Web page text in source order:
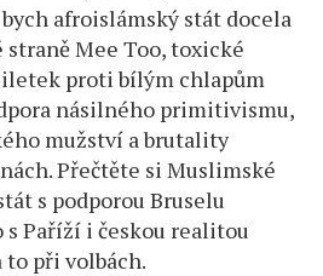
afroislámský stát docela
straně Mee Too, toxické
proti bílým chlapům
násilného primitivismu,
mužství a brutality
Přečtěte si Muslimské
s podporou Bruselu
Paříží i českou realitou
při volbách.